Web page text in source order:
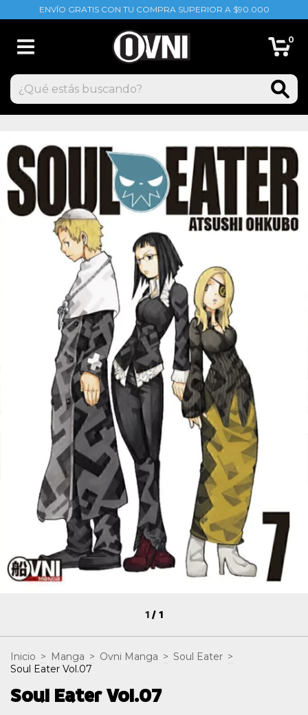
ENVÍO GRATIS CON TU COMPRA SUPERIOR A $90.000
0
1/1
Inicio > Manga > Ovni Manga > Soul Eater >
Soul Eater Vol.07
Soul Eater Vol.07